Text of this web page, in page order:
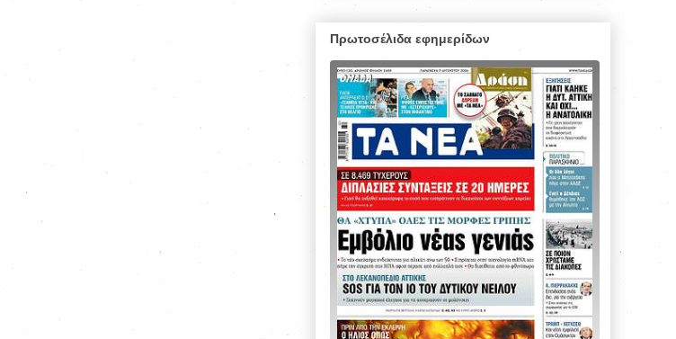
Πρωτοσέλιδα εφημερίδων